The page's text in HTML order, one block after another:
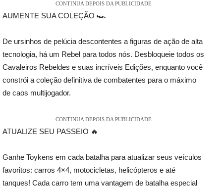
CONTINUA DEPOIS DA PUBLICIDADE
AUMENTE SUA COLEÇÃO 🏎️
De ursinhos de pelúcia descontentes a figuras de ação de alta
tecnologia, há um Rebel para todos nós. Desbloqueie todos os
Cavaleiros Rebeldes e suas incríveis Edições, enquanto você
constrói a coleção definitiva de combatentes para o máximo
de caos multijogador.
CONTINUA DEPOIS DA PUBLICIDADE
ATUALIZE SEU PASSEIO 🔥
Ganhe Toykens em cada batalha para atualizar seus veículos
favoritos: carros 4×4, motocicletas, helicópteros e até
tanques! Cada carro tem uma vantagem de batalha especial